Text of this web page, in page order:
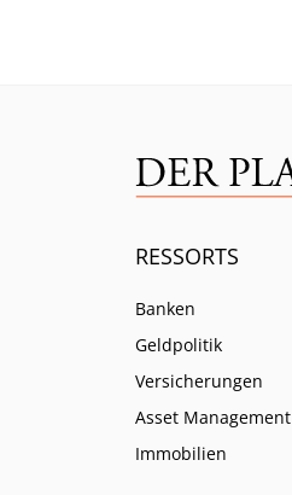
RESSORTS
Banken
Geldpolitik
Versicherungen
Asset Management
Immobilien